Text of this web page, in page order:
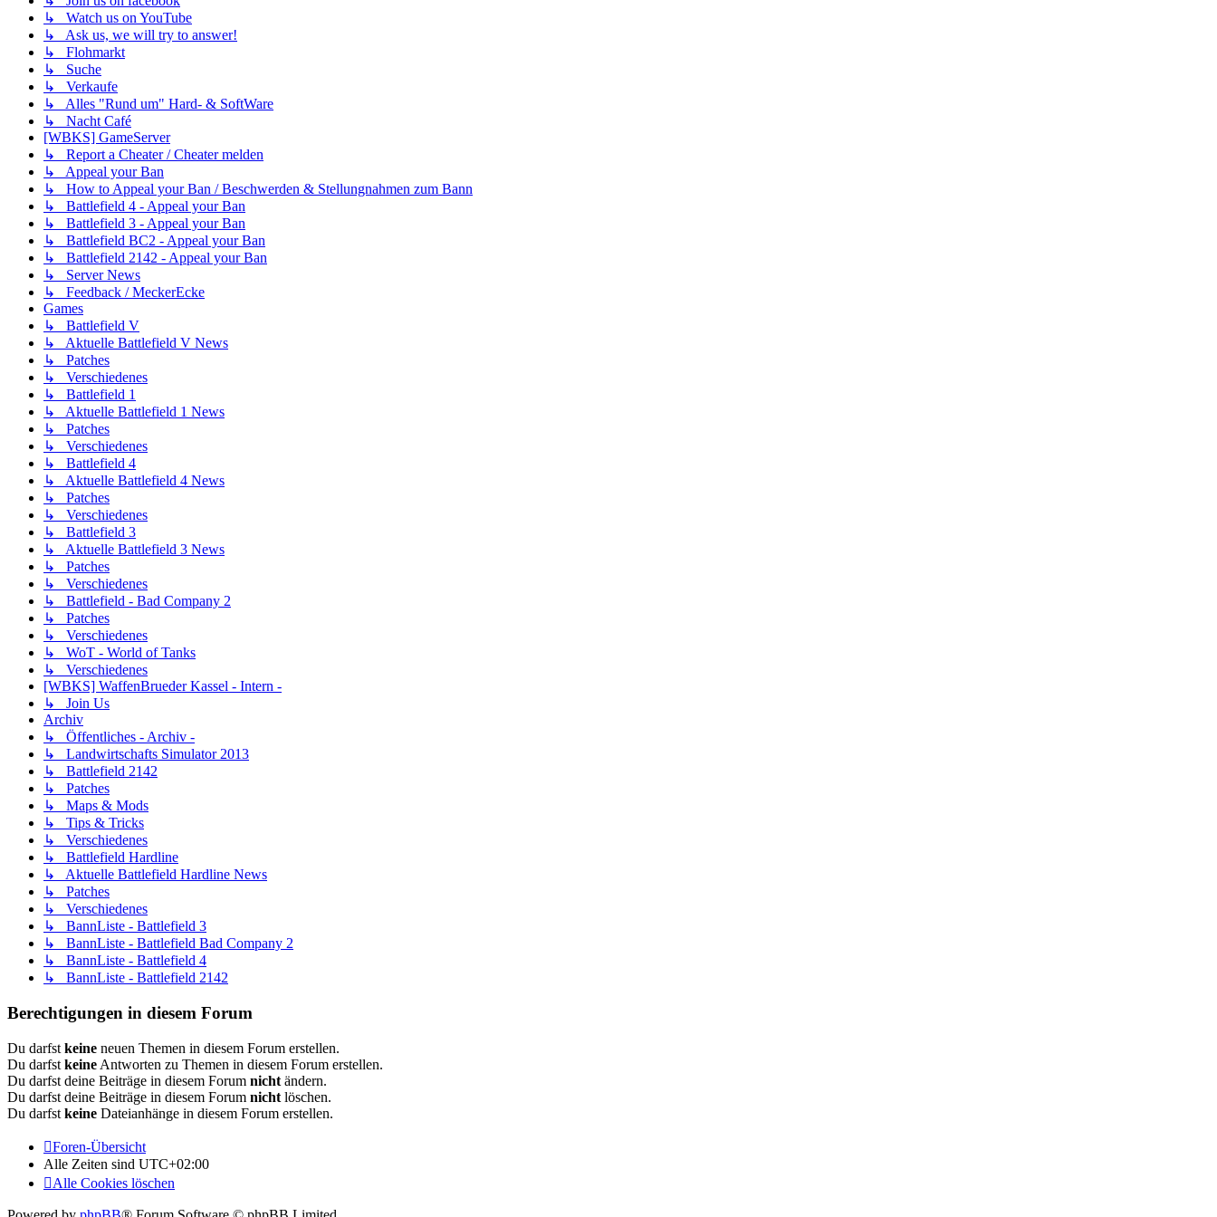
↳ Watch us on YouTube
↳ Ask us, we will try to answer!
↳ Flohmarkt
↳ Suche
↳ Verkaufe
↳ Alles "Rund um" Hard- & SoftWare
↳ Nacht Café
[WBKS] GameServer
↳ Report a Cheater / Cheater melden
↳ Appeal your Ban
↳ How to Appeal your Ban / Beschwerden & Stellungnahmen zum Bann
↳ Battlefield 4 - Appeal your Ban
↳ Battlefield 3 - Appeal your Ban
↳ Battlefield BC2 - Appeal your Ban
↳ Battlefield 2142 - Appeal your Ban
↳ Server News
↳ Feedback / MeckerEcke
Games
↳ Battlefield V
↳ Aktuelle Battlefield V News
↳ Patches
↳ Verschiedenes
↳ Battlefield 1
↳ Aktuelle Battlefield 1 News
↳ Patches
↳ Verschiedenes
↳ Battlefield 4
↳ Aktuelle Battlefield 4 News
↳ Patches
↳ Verschiedenes
↳ Battlefield 3
↳ Aktuelle Battlefield 3 News
↳ Patches
↳ Verschiedenes
↳ Battlefield - Bad Company 2
↳ Patches
↳ Verschiedenes
↳ WoT - World of Tanks
↳ Verschiedenes
[WBKS] WaffenBrueder Kassel - Intern -
↳ Join Us
Archiv
↳ Öffentliches - Archiv -
↳ Landwirtschafts Simulator 2013
↳ Battlefield 2142
↳ Patches
↳ Maps & Mods
↳ Tips & Tricks
↳ Verschiedenes
↳ Battlefield Hardline
↳ Aktuelle Battlefield Hardline News
↳ Patches
↳ Verschiedenes
↳ BannListe - Battlefield 3
↳ BannListe - Battlefield Bad Company 2
↳ BannListe - Battlefield 4
↳ BannListe - Battlefield 2142
Berechtigungen in diesem Forum
Du darfst keine neuen Themen in diesem Forum erstellen.
Du darfst keine Antworten zu Themen in diesem Forum erstellen.
Du darfst deine Beiträge in diesem Forum nicht ändern.
Du darfst deine Beiträge in diesem Forum nicht löschen.
Du darfst keine Dateianhänge in diesem Forum erstellen.
Foren-Übersicht
Alle Zeiten sind UTC+02:00
Alle Cookies löschen